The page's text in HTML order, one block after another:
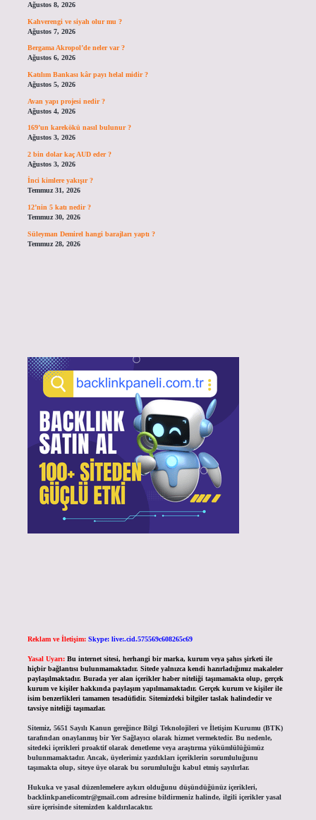
Ağustos 8, 2026
Kahverengi ve siyah olur mu ?
Ağustos 7, 2026
Bergama Akropol’de neler var ?
Ağustos 6, 2026
Katılım Bankası kâr payı helal midir ?
Ağustos 5, 2026
Avan yapı projesi nedir ?
Ağustos 4, 2026
169’un karekökü nasıl bulunur ?
Ağustos 3, 2026
2 bin dolar kaç AUD eder ?
Ağustos 3, 2026
İnci kimlere yakışır ?
Temmuz 31, 2026
12’nin 5 katı nedir ?
Temmuz 30, 2026
Süleyman Demirel hangi barajları yaptı ?
Temmuz 28, 2026
Reklam ve İletişim: Skype: live:.cid.575569c608265c69
Yasal Uyarı: Bu internet sitesi, herhangi bir marka, kurum veya şahıs şirketi ile
hiçbir bağlantısı bulunmamaktadır. Sitede yalnızca kendi hazırladığımız makaleler
paylaşılmaktadır. Burada yer alan içerikler haber niteliği taşımamakta olup, gerçek
kurum ve kişiler hakkında paylaşım yapılmamaktadır. Gerçek kurum ve kişiler ile
isim benzerlikleri tamamen tesadüfidir. Sitemizdeki bilgiler taslak halindedir ve
tavsiye niteliği taşımazlar.
Sitemiz, 5651 Sayılı Kanun gereğince Bilgi Teknolojileri ve İletişim Kurumu (BTK)
tarafından onaylanmış bir Yer Sağlayıcı olarak hizmet vermektedir. Bu nedenle,
sitedeki içerikleri proaktif olarak denetleme veya araştırma yükümlülüğümüz
bulunmamaktadır. Ancak, üyelerimiz yazdıkları içeriklerin sorumluluğunu
taşımakta olup, siteye üye olarak bu sorumluluğu kabul etmiş sayılırlar.
Hukuka ve yasal düzenlemelere aykırı olduğunu düşündüğünüz içerikleri,
backlinkpanelicomtr@gmail.comadresine bildirmeniz halinde, ilgili içerikler yasal
süre içerisinde sitemizden kaldırılacaktır.